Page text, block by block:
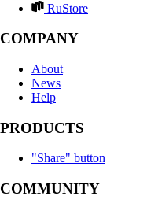
RuStore
COMPANY
About
News
Help
PRODUCTS
"Share" button
COMMUNITY